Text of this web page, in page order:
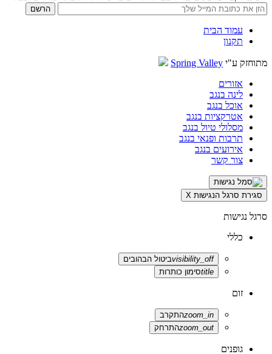
עמוד הבית
תקנון
מתוחזק ע"י Spring Valley
אזורים
לינה בנגב
אוכל בנגב
אטרקציות בנגב
מסלולי טיול בנגב
תרבות ופנאי בנגב
אירועים בנגב
צור קשר
סגירת סרגל הנגישות X
סרגל נגישות
כללי
visibility_offביטול הבהובים
titleסימון כותרות
זום
zoom_inהתקרב
zoom_outהתרחק
גופנים